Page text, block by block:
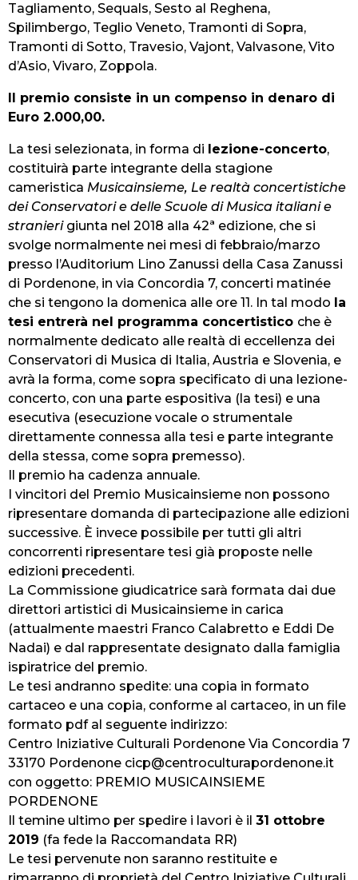
Tagliamento, Sequals, Sesto al Reghena,
Spilimbergo, Teglio Veneto, Tramonti di Sopra,
Tramonti di Sotto, Travesio, Vajont, Valvasone, Vito
d’Asio, Vivaro, Zoppola.
Il premio consiste in un compenso in denaro di
Euro 2.000,00.
La tesi selezionata, in forma di lezione-concerto,
costituirà parte integrante della stagione
cameristica Musicainsieme, Le realtà concertistiche
dei Conservatori e delle Scuole di Musica italiani e
stranierigiunta nel 2018 alla 42ª edizione, che si
svolge normalmente nei mesi di febbraio/marzo
presso l’Auditorium Lino Zanussi della Casa Zanussi
di Pordenone, in via Concordia 7, concerti matinée
che si tengono la domenica alle ore 11. In tal modo la
tesi entrerà nel programma concertistico che è
normalmente dedicato alle realtà di eccellenza dei
Conservatori di Musica di Italia, Austria e Slovenia, e
avrà la forma, come sopra specificato di una lezione-
concerto, con una parte espositiva (la tesi) e una
esecutiva (esecuzione vocale o strumentale
direttamente connessa alla tesi e parte integrante
della stessa, come sopra premesso).
Il premio ha cadenza annuale.
I vincitori del Premio Musicainsieme non possono
ripresentare domanda di partecipazione alle edizioni
successive. È invece possibile per tutti gli altri
concorrenti ripresentare tesi già proposte nelle
edizioni precedenti.
La Commissione giudicatrice sarà formata dai due
direttori artistici di Musicainsieme in carica
(attualmente maestri Franco Calabretto e Eddi De
Nadai) e dal rappresentate designato dalla famiglia
ispiratrice del premio.
Le tesi andranno spedite: una copia in formato
cartaceo e una copia, conforme al cartaceo, in un file
formato pdf al seguente indirizzo:
Centro Iniziative Culturali Pordenone Via Concordia 7
33170 Pordenone cicp@centroculturapordenone.it
con oggetto: PREMIO MUSICAINSIEME
PORDENONE
Il temine ultimo per spedire i lavori è il 31 ottobre
2019 (fa fede la Raccomandata RR)
Le tesi pervenute non saranno restituite e